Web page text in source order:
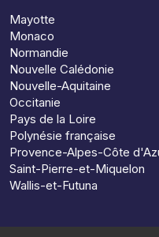
Mayotte
Monaco
Normandie
Nouvelle Calédonie
Nouvelle-Aquitaine
Occitanie
Pays de la Loire
Polynésie française
Provence-Alpes-Côte
Saint-Pierre-et-Miquelon
Wallis-et-Futuna